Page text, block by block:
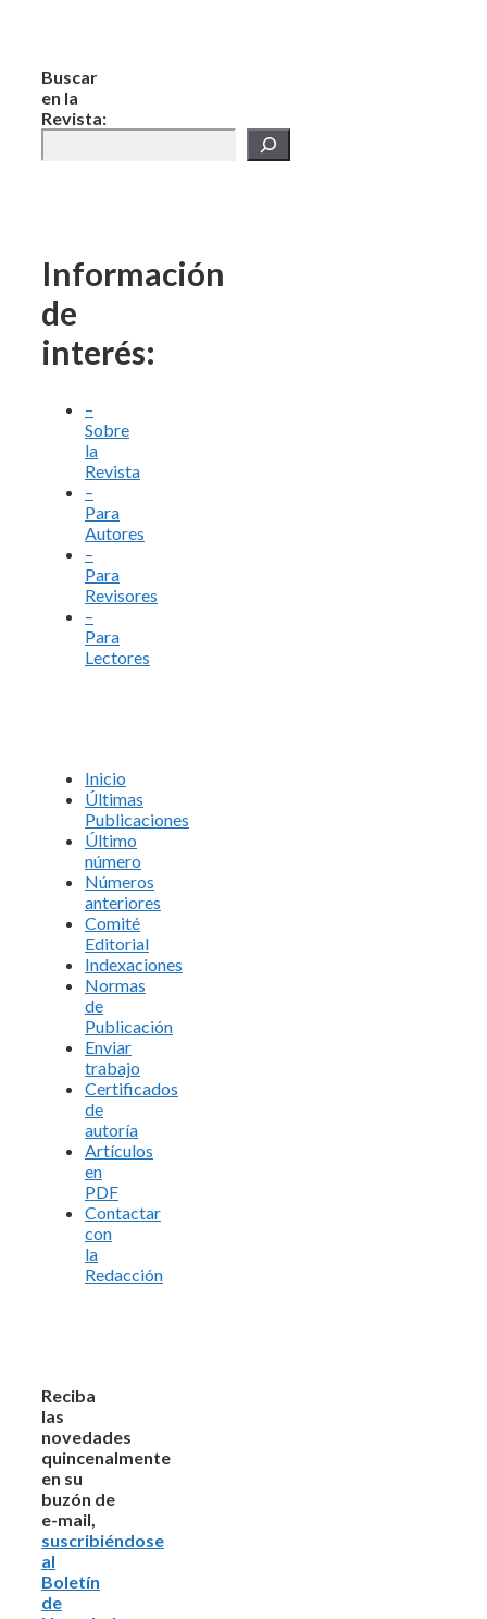
Buscar
en la
Revista:
Información
de
interés:
–
Sobre
la
Revista
–
Para
Autores
–
Para
Revisores
–
Para
Lectores
Inicio
Últimas
Publicaciones
Último
número
Números
anteriores
Comité
Editorial
Indexaciones
Normas
de
Publicación
Enviar
trabajo
Certificados
de
autoría
Artículos
en
PDF
Contactar
con
la
Redacción
Reciba
las
novedades
quincenalmente
en su
buzón de
e-mail,
suscribiéndose
al
Boletín
de